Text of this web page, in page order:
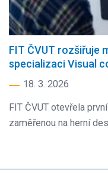
FIT ČVUT rozšiřuje
specializaci Visual
18. 3. 2026
FIT ČVUT otevřela
zaměřenou na herní